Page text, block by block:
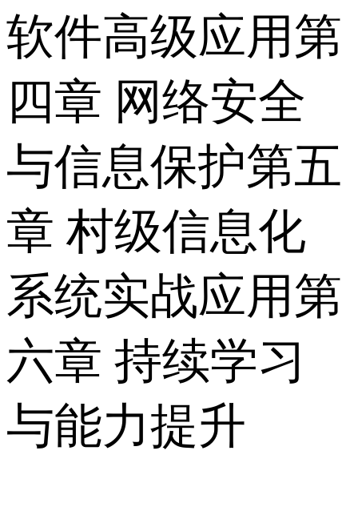
软件高级应用第
四章 网络安全
与信息保护第五
章 村级信息化
系统实战应用第
六章 持续学习
与能力提升